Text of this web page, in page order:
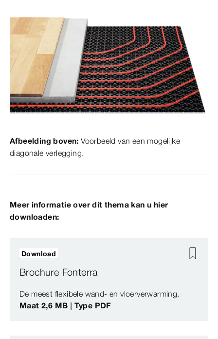
Afbeelding boven:Voorbeeld van een mogelijke
diagonale verlegging.
Meer informatie over dit thema kan u hier
downloaden:
Brochure Fonterra
De meest flexibele wand- en vloerverwarming.
Maat 2,6 MB | Type PDF
Download